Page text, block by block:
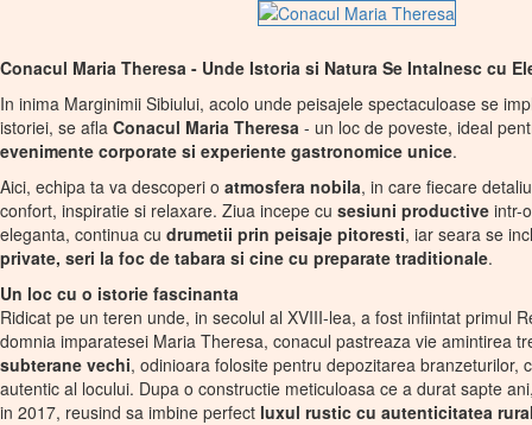
Conacul Maria Theresa - Unde Istoria si Natura Se Intalnesc cu
In inima Marginimii Sibiului, acolo unde peisajele spectaculoase se
istoriei, se afla Conacul Maria Theresa - un loc de poveste, ideal
evenimente corporate si experiente gastronomice unice.
Aici, echipa ta va descoperi o atmosfera nobila, in care fiecare
confort, inspiratie si relaxare. Ziua incepe cu sesiuni productive intr-
eleganta, continua cu drumetii prin peisaje pitoresti, iar seara se
private, seri la foc de tabara si cine cu preparate traditionale.
Un loc cu o istorie fascinanta
Ridicat pe un teren unde, in secolul al XVIII-lea, a fost infiintat primul
domnia imparatesei Maria Theresa, conacul pastreaza vie amintirea
subterane vechi, odinioara folosite pentru depozitarea branzeturilor,
autentic al locului. Dupa o constructie meticuloasa ce a durat sapte
in 2017, reusind sa imbine perfect luxul rustic cu autenticitatea